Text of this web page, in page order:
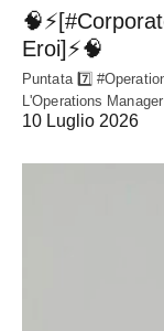
Eroi]⚡🧠
Puntata 7️⃣
L'Operations
10 Luglio 2026